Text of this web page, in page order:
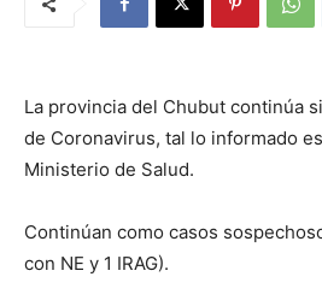
La provincia del Chubut continúa
de Coronavirus, tal lo informado
Ministerio de Salud.
Continúan como casos
con NE y 1 IRAG).